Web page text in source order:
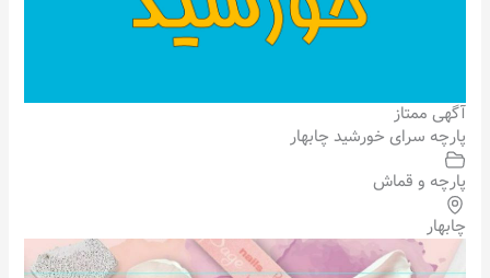
آگهی ممتاز
پارچه سرای خورشید چابهار
پارچه و قماش
چابهار